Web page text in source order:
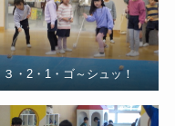
３・2・1・ゴ～シュッ！